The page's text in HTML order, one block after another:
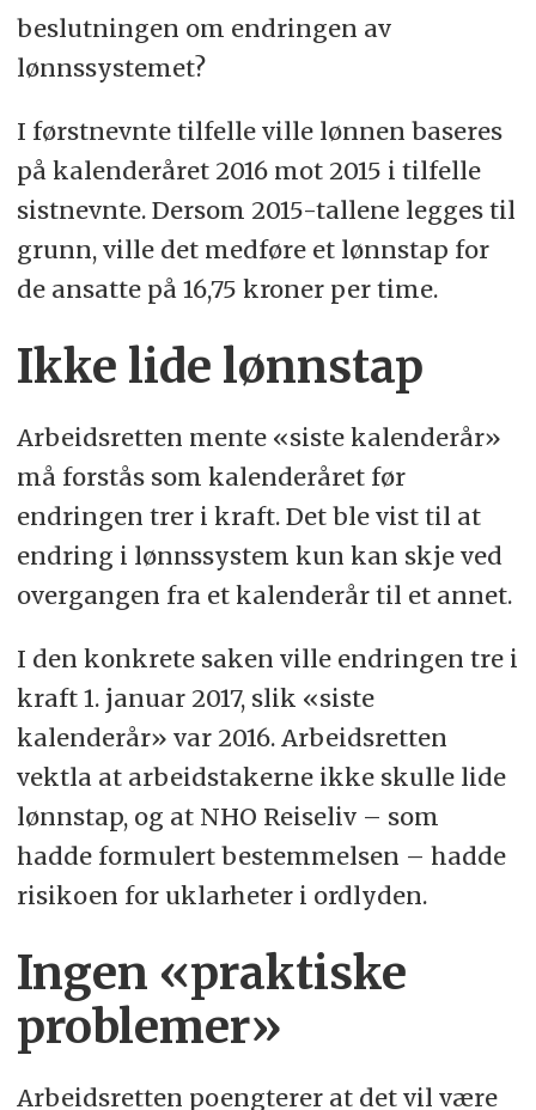
beslutningen om endringen av
lønnssystemet?
I førstnevnte tilfelle ville lønnen baseres
på kalenderåret 2016 mot 2015 i tilfelle
sistnevnte. Dersom 2015-tallene legges til
grunn, ville det medføre et lønnstap for
de ansatte på 16,75 kroner per time.
Ikke lide lønnstap
Arbeidsretten mente «siste kalenderår»
må forstås som kalenderåret før
endringen trer i kraft. Det ble vist til at
endring i lønnssystem kun kan skje ved
overgangen fra et kalenderår til et annet.
I den konkrete saken ville endringen tre i
kraft 1. januar 2017, slik «siste
kalenderår» var 2016. Arbeidsretten
vektla at arbeidstakerne ikke skulle lide
lønnstap, og at NHO Reiseliv – som
hadde formulert bestemmelsen – hadde
risikoen for uklarheter i ordlyden.
Ingen «praktiske
problemer»
Arbeidsretten poengterer at det vil være